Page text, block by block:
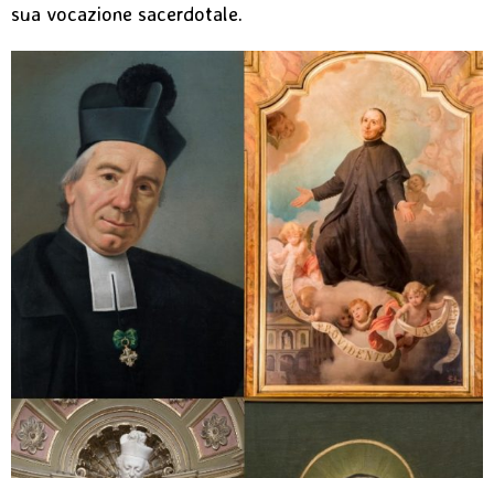
sua vocazione sacerdotale.